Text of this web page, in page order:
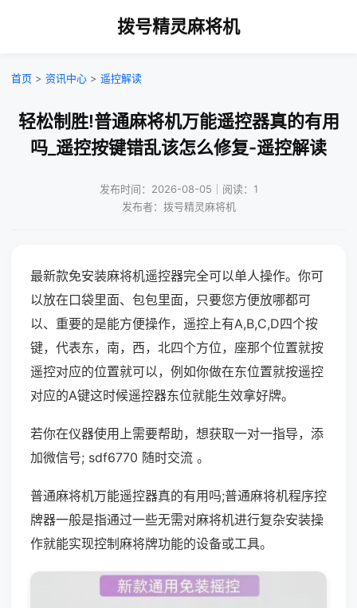
拨号精灵麻将机
首页 > 资讯中心 > 遥控解读
轻松制胜!普通麻将机万能遥控器真的有用
吗_遥控按键错乱该怎么修复-遥控解读
发布时间：2026-08-05｜阅读：1
发布者：拨号精灵麻将机
最新款免安装麻将机遥控器完全可以单人操作。你可
以放在口袋里面、包包里面，只要您方便放哪都可
以、重要的是能方便操作，遥控上有A,B,C,D四个按
键，代表东，南，西，北四个方位，座那个位置就按
遥控对应的位置就可以，例如你做在东位置就按遥控
对应的A键这时候遥控器东位就能生效拿好牌。
若你在仪器使用上需要帮助，想获取一对一指导，添
加微信号; sdf6770 随时交流 。
普通麻将机万能遥控器真的有用吗;普通麻将机程序控
牌器一般是指通过一些无需对麻将机进行复杂安装操
作就能实现控制麻将牌功能的设备或工具。